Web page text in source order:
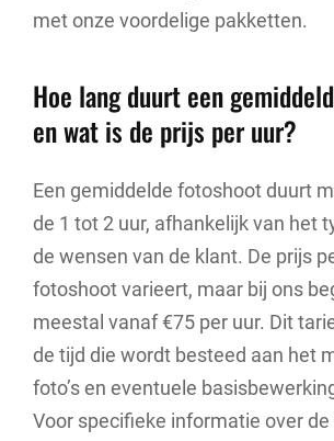
met onze voordelige pakketten.
Hoe lang duurt een
en wat is de prijs per uur?
Een gemiddelde fotoshoot duurt
de 1 tot 2 uur, afhankelijk van het
de wensen van de klant. De prijs
fotoshoot varieert, maar bij ons
meestal vanaf €75 per uur. Dit
de tijd die wordt besteed aan het
foto’s en eventuele
Voor specifieke informatie over de